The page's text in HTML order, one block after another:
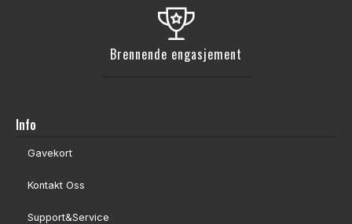
Brennende engasjement
Info
Gavekort
Kontakt Oss
Support&Service